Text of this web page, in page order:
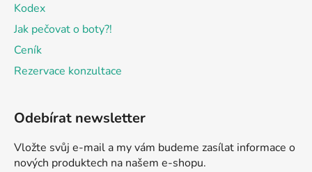
Kodex
Jak pečovat o boty?!
Ceník
Rezervace konzultace
Odebírat newsletter
Vložte svůj e-mail a my vám budeme zasílat informace o
nových produktech na našem e-shopu.